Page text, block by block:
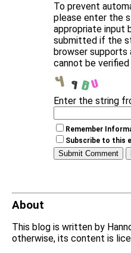
To prevent
please enter the
appropriate input
submitted if the
browser supports
cannot be
Enter the string
Remember
Subscribe to this
About
This blog is written by
otherwise, its content is